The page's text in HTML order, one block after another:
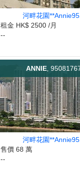
河畔花園
租金 HK$ 2500 /月
--
ANNIE ,
河畔花園
售價 68 萬
--